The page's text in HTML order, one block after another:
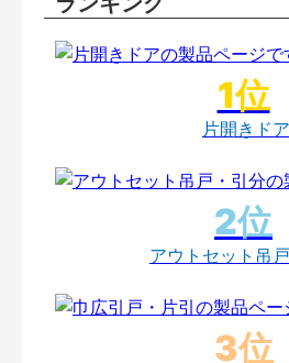
片開きドア
アウトセット吊